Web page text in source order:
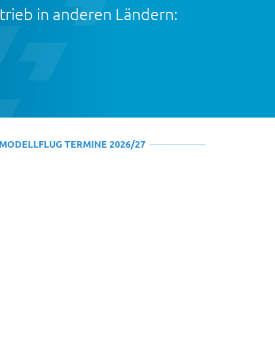
in anderen Ländern:
MODELLFLUG TERMINE 2026/27